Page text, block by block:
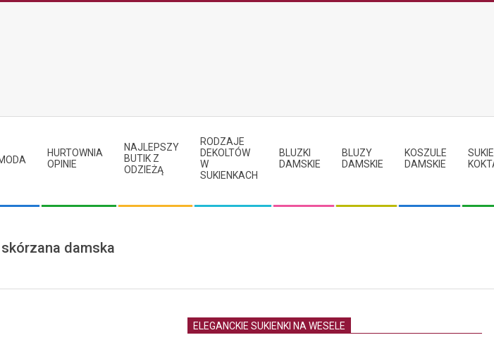
HURTOWNIA
OPINIE
NAJLEPSZY
BUTIK Z
ODZIEŻĄ
RODZAJE
DEKOLTÓW
W
SUKIENKACH
BLUZKI
DAMSKIE
BLUZY
DAMSKIE
KOSZULE
DAMSKIE
damska
ELEGANCKIE SUKIENKI NA WESELE